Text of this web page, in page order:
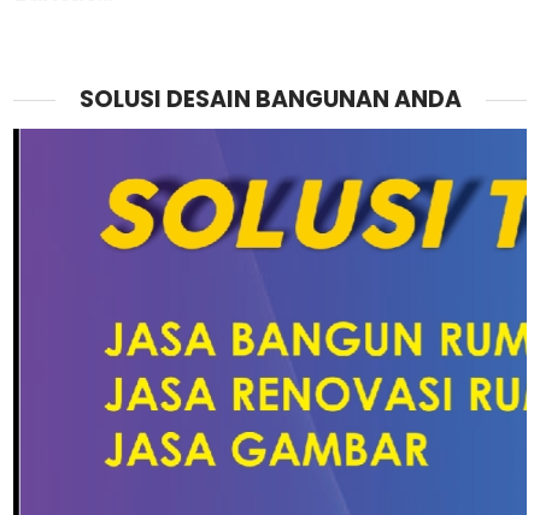
SOLUSI DESAIN BANGUNAN ANDA